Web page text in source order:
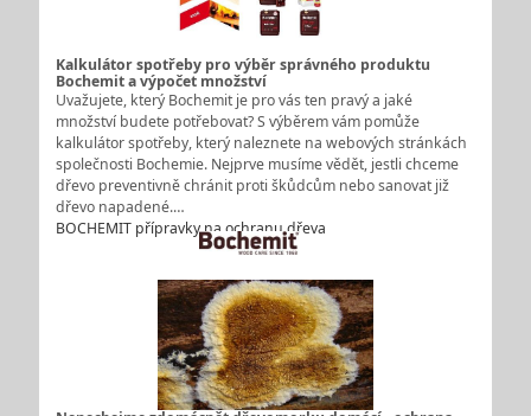
Kalkulátor spotřeby pro výběr správného produktu
Bochemit a výpočet množství
Uvažujete, který Bochemit je pro vás ten pravý a jaké
množství budete potřebovat? S výběrem vám pomůže
kalkulátor spotřeby, který naleznete na webových stránkách
společnosti Bochemie. Nejprve musíme vědět, jestli chceme
dřevo preventivně chránit proti škůdcům nebo sanovat již
dřevo napadené.…
BOCHEMIT přípravky na ochranu dřeva